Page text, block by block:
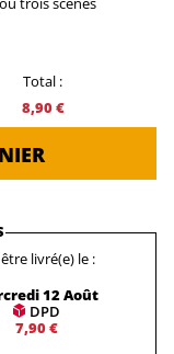
Total :
8,90 €
livré(e) le :
12 Août
DPD
7,90 €